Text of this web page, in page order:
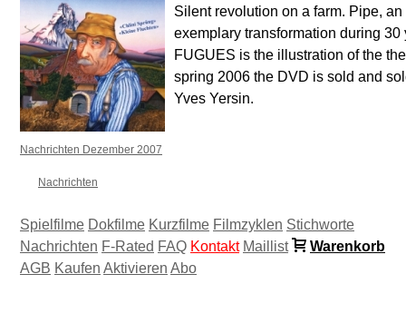
Silent revolution on a farm. Pipe,
exemplary transformation during
FUGUES is the illustration of the
spring 2006 the DVD is sold and
Yves Yersin.
Nachrichten Dezember 2007
Nachrichten
Spielfilme Dokfilme Kurzfilme Filmzyklen Stichworte
Nachrichten F-Rated FAQ Kontakt Maillist
Warenkorb
AGB Kaufen Aktivieren Abo